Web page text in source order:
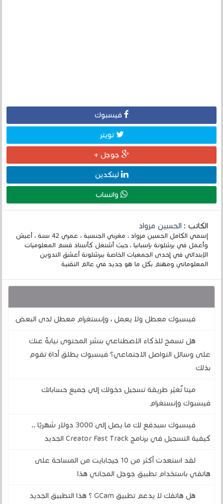
فيسبوك
تويتر
جوجل +
لينكدين
واتساب
الكاتب :الحسين مزواد
إسمي الكامل الحسين مزواد ، مغربي الجنسية ، عمري 42 سنة ، أعيش
وأعمل في برشلونة بإسبانيا ، حيث أشتغل كأستاذ قسم المعلوميات
الإبتدائي في إحدى الجمعيات الخاصة ببرشلونة أعشق التدوين
المعلوماتي ومهتم بكل ما هو جديد في عالم التقنية
فيسبوك معطل ولا يعمل ، وإنستغرام معطل لدى البعض
هل تسمح للذكاء الاصطناعي بنشر المحتوى نيابةً عنك
على وسائل التواصل الاجتماعي؟ فيسبوك يطلق أداة تقوم
بذلك
ميتا تُغيّر طريقة تسجيل دخولك إلى جميع حساباتك
فيسبوك وإنستغرام
فيسبوك سيدفع لك ما يصل إلى 3000 دولار شهريًا ..
كيفية التسجيل في برنامج Creator Fast Track الجديد
لقد استعدت أكثر من 10 جيجابايت من المساحة على
هاتفي باستخدام تطبيق جوجل المجاني هذا
هل هاتفك لا يدعم تطبيق GCam ؟ هذا التطبيق الجديد